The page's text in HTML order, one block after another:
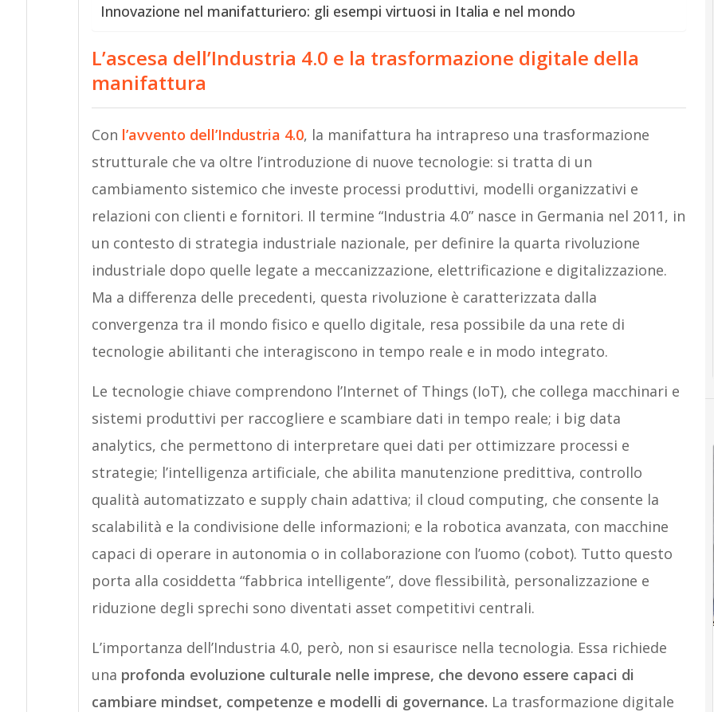
Innovazione nel manifatturiero: gli esempi virtuosi in Italia e nel mondo
L’ascesa dell’Industria 4.0 e la trasformazione digitale della
manifattura
Con l’avvento dell’Industria 4.0, la manifattura ha intrapreso una trasformazione
strutturale che va oltre l’introduzione di nuove tecnologie: si tratta di un
cambiamento sistemico che investe processi produttivi, modelli organizzativi e
relazioni con clienti e fornitori. Il termine “Industria 4.0” nasce in Germania nel 2011, in
un contesto di strategia industriale nazionale, per definire la quarta rivoluzione
industriale dopo quelle legate a meccanizzazione, elettrificazione e digitalizzazione.
Ma a differenza delle precedenti, questa rivoluzione è caratterizzata dalla
convergenza tra il mondo fisico e quello digitale, resa possibile da una rete di
tecnologie abilitanti che interagiscono in tempo reale e in modo integrato.
Le tecnologie chiave comprendono l’Internet of Things (IoT), che collega macchinari e
sistemi produttivi per raccogliere e scambiare dati in tempo reale; i big data
analytics, che permettono di interpretare quei dati per ottimizzare processi e
strategie; l’intelligenza artificiale, che abilita manutenzione predittiva, controllo
qualità automatizzato e supply chain adattiva; il cloud computing, che consente la
scalabilità e la condivisione delle informazioni; e la robotica avanzata, con macchine
capaci di operare in autonomia o in collaborazione con l’uomo (cobot). Tutto questo
porta alla cosiddetta “fabbrica intelligente”, dove flessibilità, personalizzazione e
riduzione degli sprechi sono diventati asset competitivi centrali.
L’importanza dell’Industria 4.0, però, non si esaurisce nella tecnologia. Essa richiede
una profonda evoluzione culturale nelle imprese, che devono essere capaci di
cambiare mindset, competenze e modelli di governance. La trasformazione digitale